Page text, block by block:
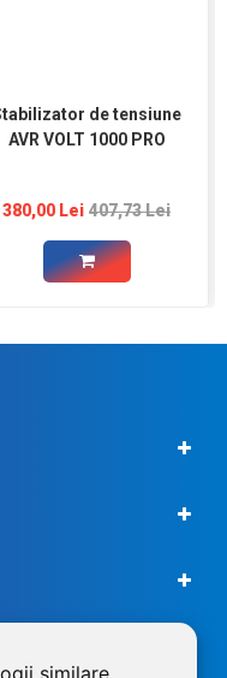
similare
de tensiune
AVR VOLT 1000 PRO
380,00 Lei 407,73 Lei